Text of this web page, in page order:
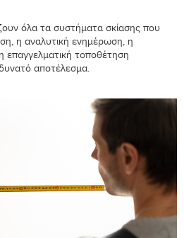
όλα τα συστήματα σκίασης που
η αναλυτική ενημέρωση, η
επαγγελματική τοποθέτηση
αποτέλεσμα.